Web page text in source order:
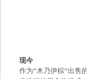
现今
作为“木乃伊棕”出售